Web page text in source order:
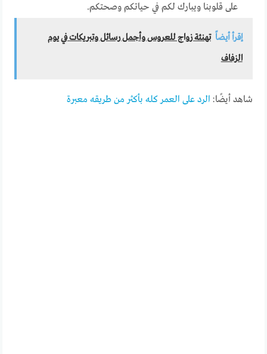
على قلوبنا ويبارك لكم في حياتكم وصحتكم.
إقرأ أيضاً تهنئة زواج للعروس وأجمل رسائل وتبريكات في يوم
الزفاف
شاهد أيضًا: الرد على العمر كله بأكثر من طريقه معبرة